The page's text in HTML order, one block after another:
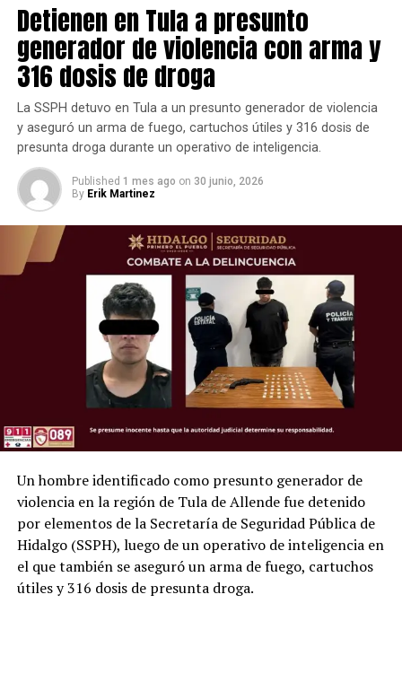
Detienen en Tula a presunto
generador de violencia con arma y
316 dosis de droga
La SSPH detuvo en Tula a un presunto generador de violencia
y aseguró un arma de fuego, cartuchos útiles y 316 dosis de
presunta droga durante un operativo de inteligencia.
Published 1 mes ago on 30 junio, 2026
By Erik Martinez
Un hombre identificado como presunto generador de
violencia en la región de Tula de Allende fue detenido
por elementos de la Secretaría de Seguridad Pública de
Hidalgo (SSPH), luego de un operativo de inteligencia en
el que también se aseguró un arma de fuego, cartuchos
útiles y 316 dosis de presunta droga.